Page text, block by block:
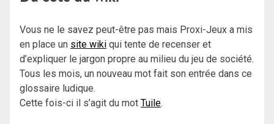
Vous ne le savez peut-être pas mais Proxi-Jeux a mis
en place un site wiki qui tente de recenser et
d’expliquer le jargon propre au milieu du jeu de société.
Tous les mois, un nouveau mot fait son entrée dans ce
glossaire ludique.
Cette fois-ci il s’agit du mot Tuile.